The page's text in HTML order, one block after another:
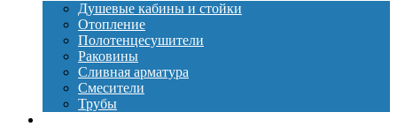
Душевые кабины и стойки
Отопление
Полотенцесушители
Раковины
Сливная арматура
Смесители
Трубы